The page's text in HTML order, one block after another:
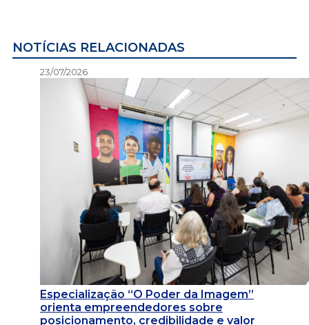
NOTÍCIAS RELACIONADAS
23/07/2026
Especialização “O Poder da Imagem”
orienta empreendedores sobre
posicionamento, credibilidade e valor